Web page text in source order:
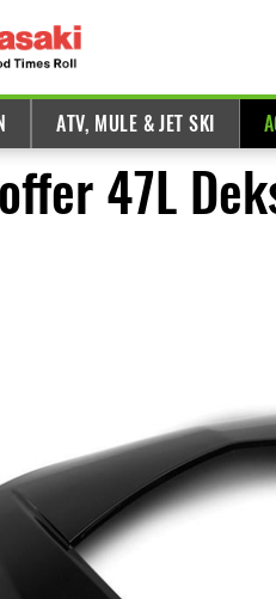
ATV, MULE & JET SKI
47L